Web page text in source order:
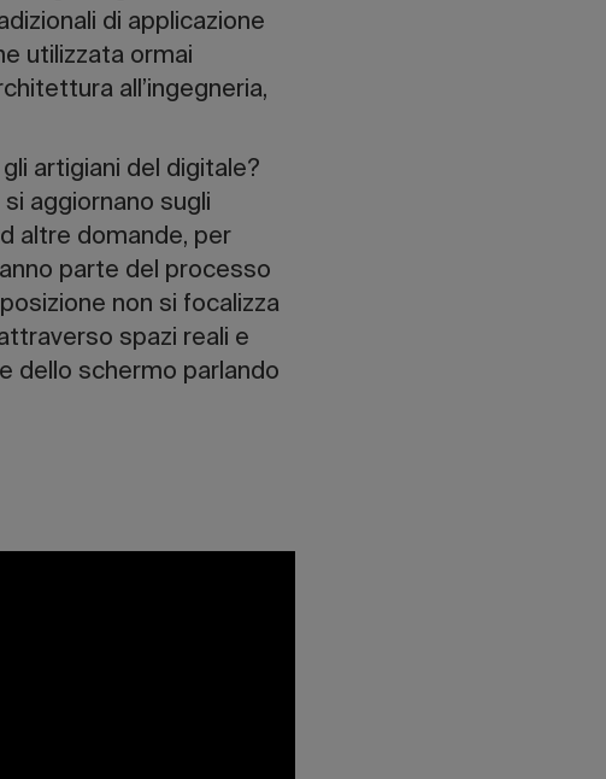
di applicazione
utilizzata ormai
all’ingegneria,
artigiani del digitale?
aggiornano sugli
altre domande, per
parte del processo
non si focalizza
spazi reali e
dello schermo parlando